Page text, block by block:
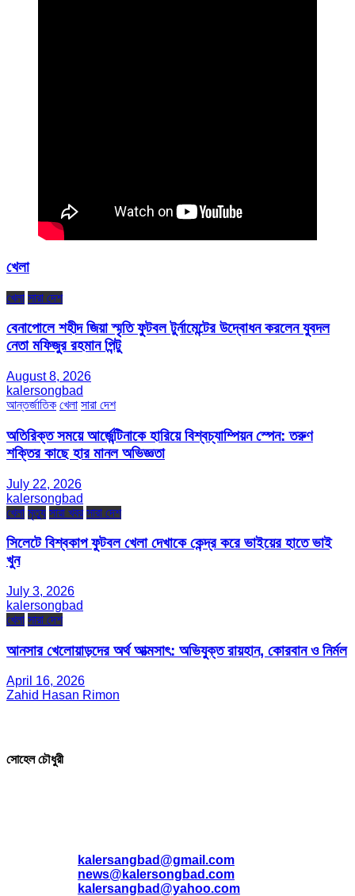
খেলা
খেলা সারা দেশ
বেনাপোলে শহীদ জিয়া স্মৃতি ফুটবল টুর্নামেন্টের উদ্বোধন করলেন যুবদল
নেতা মফিজুর রহমান পিন্টু
August 8, 2026
kalersongbad
আন্তর্জাতিক খেলা সারা দেশ
অতিরিক্ত সময়ে আর্জেন্টিনাকে হারিয়ে বিশ্বচ্যাম্পিয়ন স্পেন: তরুণ
শক্তির কাছে হার মানল অভিজ্ঞতা
July 22, 2026
kalersongbad
খেলা মৃত্যু সারা খবর সারা দেশ
সিলেটে বিশ্বকাপ ফুটবল খেলা দেখাকে কেন্দ্র করে ভাইয়ের হাতে ভাই
খুন
July 3, 2026
kalersongbad
খেলা সারা দেশ
আনসার খেলোয়াড়দের অর্থ আত্মসাৎ: অভিযুক্ত রায়হান, কোরবান ও নির্মল
April 16, 2026
Zahid Hasan Rimon
সোহেল চৌধুরী
kalersangbad@gmail.com
news@kalersongbad.com
kalersangbad@yahoo.com